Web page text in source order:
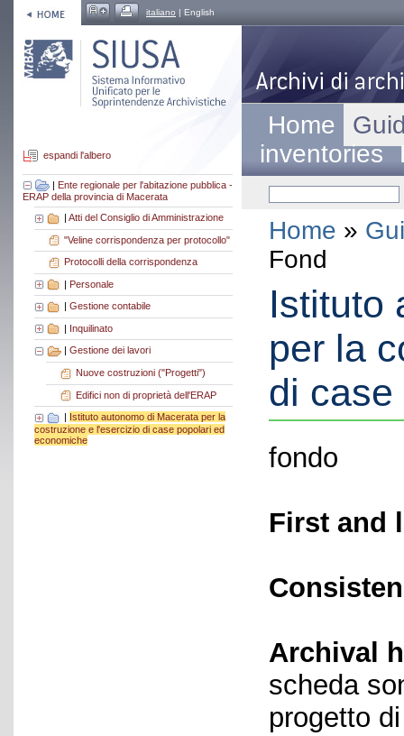
italiano | English
espandi l'albero
| Ente regionale per l'abitazione pubblica -
ERAP della provincia di Macerata
| Atti del Consiglio di Amministrazione
"Veline corrispondenza per protocollo"
Protocolli della corrispondenza
| Personale
Gestione contabile
| Inquilinato
Gestione dei lavori
Nuove costruzioni ("Progetti")
Edifici non di proprietà dell'ERAP
| Istituto autonomo di Macerata per la
costruzione e l'esercizio di case popolari ed
economiche
Home
inventories
Home »
Fond
Istituto
per la
di
fondo
First and
Archival
scheda
progetto